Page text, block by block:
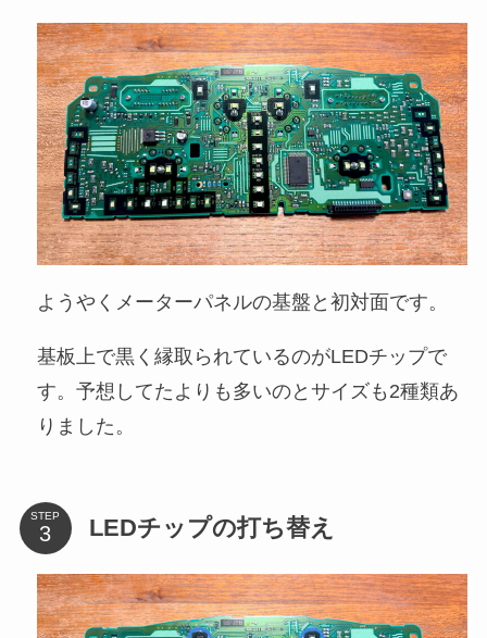
ようやくメーターパネルの基盤と初対面です。
基板上で黒く縁取られているのがLEDチップで
す。予想してたよりも多いのとサイズも2種類あ
りました。
STEP LEDチップの打ち替え